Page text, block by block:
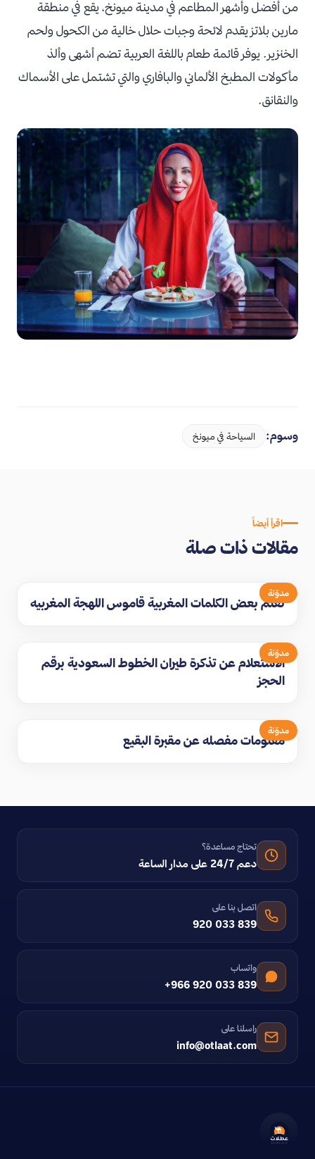
من أفضل وأشهر المطاعم في مدينة ميونخ، يقع في منطقة
مارين بلاتزيقدم لائحة وجبات حلال خالية من الكحول ولحم
الخنزير. يوفر قائمة طعام باللغة العربية تضم أشهى وألذ
مأكولات المطبخ الألماني والبافاري والتي تشتمل على الأسماك
والنقانق.
وسوم: السياحة في ميونخ
اقرأ أيضاً
مقالات ذات صلة
مدوّنة
تعلم بعض الكلمات المغربية قاموس اللهجة المغربيه
مدوّنة
الاستعلام عن تذكرة طيران الخطوط السعودية برقم
الحجز
مدوّنة
معلومات مفصله عن مقبرة البقيع
تحتاج مساعدة؟
دعم 24/7 على مدار الساعة
اتصل بنا على
920 033 839
واتساب
+966 920 033 839
راسلنا على
info@otlaat.com